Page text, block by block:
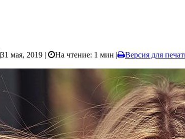
31 мая, 2019 | На чтение: 1 мин |
Версия для